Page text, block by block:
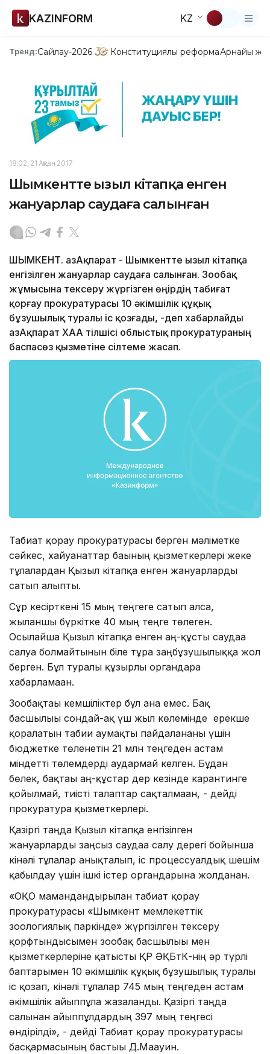
KAZINFORM KZ
Тренд:Сайлау-2026 Конституциялық реформаАрнайы
18:02, 21 Ақпан 2017
Шымкентте Қызыл кітапқа енген
жануарлар саудаға салынған
ШЫМКЕНТ. ҚазАқпарат - Шымкентте Қызыл кітапқа
енгізілген жануарлар саудаға салынған. Зообақ
жұмысына тексеру жүргізген өңірдің табиғат
қорғау прокуратурасы 10 әкімшілік құқық
бұзушылық туралы іс қозғады, -деп хабарлайды
ҚазАқпарат ХАА тілшісі облыстық прокуратураның
баспасөз қызметіне сілтеме жасап.
Табиғат қорғау прокуратурасы берген мәліметке
сәйкес, хайуанаттар бағының қызметкерлері жеке
тұлғалардан Қызыл кітапқа енген жануарларды
сатып алыпты.
Сұр кесірткені 15 мың теңгеге сатып алса,
жыланшы бүркітке 40 мың теңге төлеген.
Осылайша Қызыл кітапқа енген аң-құсты саудаға
салуға болмайтынын біле тұра заңбұзушылыққа жол
берген. Бұл туралы құзырлы органдарға
хабарламаған.
Зообақтағы кемшіліктер бұл ғана емес. Бақ
басшылығы сондай-ақ үш жыл көлемінде ерекше
қорғалатын табиғи аумақты пайдаланғаны үшін
бюджетке төленетін 21 млн теңгеден астам
міндетті төлемдерді аудармай келген. Бұдан
бөлек, бақтағы аң-құстар дер кезінде карантинге
қойылмай, тиісті талаптар сақталмаған, - дейді
прокуратура қызметкерлері.
Қазіргі таңда Қызыл кітапқа енгізілген
жануарларды заңсыз саудаға салу дерегі бойынша
кінәлі тұлғалар анықталып, іс процессуалдық шешім
қабылдау үшін ішкі істер органдарына жолданған.
«ОҚО мамандандырылған табиғат қорғау
прокуратурасы «Шымкент мемлекеттік
зоологиялық паркінде» жүргізілген тексеру
қорфтындысымен зообақ басшылығы мен
қызметкерлеріне қатысты ҚР ӘҚБтК-нің әр түрлі
баптарымен 10 әкімшілік құқық бұзушылық туралы
іс қозғап, кінәлі тұлғалар 745 мың теңгеден астам
әкімшілік айыппұлға жазаланды. Қазіргі таңда
салынған айыппұлдардың 397 мың теңгесі
өндірілді», - дейді Табиғат қорғау прокуратурасы
басқармасының бастығы Д.Мағауин.